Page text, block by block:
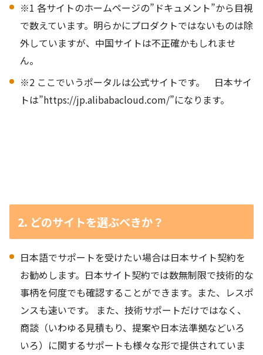
※1 各サイトのホームページの”ドキュメント”から目視
で数えています。明らかにプロダクトではないものは除
外していますが、中国サイトは不正確かもしれませ
ん。
※2 ここでいうポータルは公式サイトです。 日本サイ
トは”https://jp.alibabacloud.com/”になります。
2. どのサイトを選ぶべきか？
日本語でサポートを受けたい場合は日本サイト契約を
お勧めします。日本サイト契約では数無制限で技術的な
事柄を何度でも確認することができます。また、レスポ
ンスも速いです。 また、技術サポートだけではなく、
商談（いわゆる見積もり、提案や日本法準拠などいろ
いろ）に関するサポートも様々な形で提供されていま